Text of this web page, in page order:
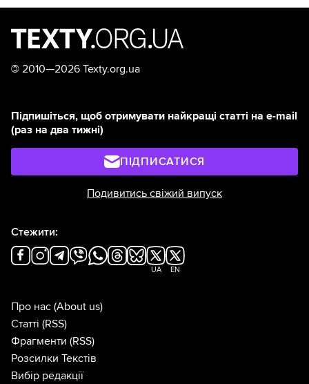
© 2010—2026 Texty.org.ua
Підпишіться, щоб отримувати найкращі статті на e-mail
(раз на два тижні)
ПІДПИСАТИСЯ
Подивитись свіжий випуск
Стежити:
UA EN
Про нас (About us)
Статті (RSS)
Фрагменти (RSS)
Розсилки Текстів
Вибір редакції